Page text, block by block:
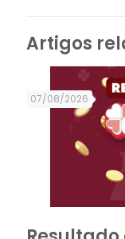
Artigos
07/08/2026